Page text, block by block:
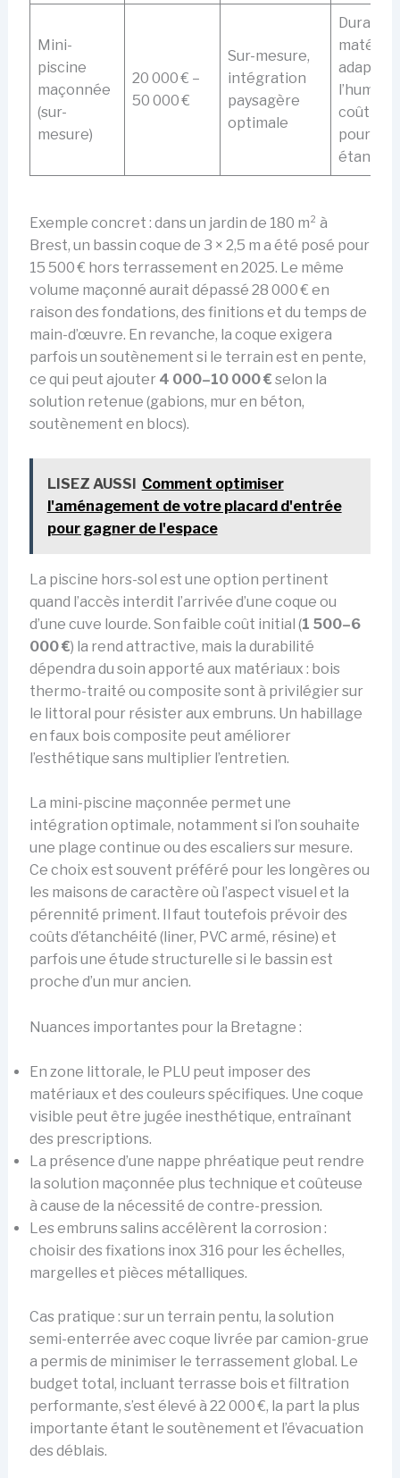
Mini-
piscine
maçonnée
(sur-
mesure)
20 000 € –
50 000 €
Sur-mesure,
intégration
paysagère
optimale
Durable
adaptés
coût
pour
Exemple concret : dans un jardin de 180 m² à
Brest, un bassin coque de 3 × 2,5 m a été posé pour
15 500 € hors terrassement en 2025. Le même
volume maçonné aurait dépassé 28 000 € en
raison des fondations, des finitions et du temps de
main-d’œuvre. En revanche, la coque exigera
parfois un soutènement si le terrain est en pente,
ce qui peut ajouter 4 000–10 000 € selon la
solution retenue (gabions, mur en béton,
soutènement en blocs).
LISEZ AUSSI Comment optimiser
l'aménagement de votre placard d'entrée
pour gagner de l'espace
La piscine hors-sol est une option pertinent
quand l’accès interdit l’arrivée d’une coque ou
d’une cuve lourde. Son faible coût initial (1 500–6
000 €) la rend attractive, mais la durabilité
dépendra du soin apporté aux matériaux : bois
thermo-traité ou composite sont à privilégier sur
le littoral pour résister aux embruns. Un habillage
en faux bois composite peut améliorer
l’esthétique sans multiplier l’entretien.
La mini-piscine maçonnée permet une
intégration optimale, notamment si l’on souhaite
une plage continue ou des escaliers sur mesure.
Ce choix est souvent préféré pour les longères ou
les maisons de caractère où l’aspect visuel et la
pérennité priment. Il faut toutefois prévoir des
coûts d’étanchéité (liner, PVC armé, résine) et
parfois une étude structurelle si le bassin est
proche d’un mur ancien.
Nuances importantes pour la Bretagne :
En zone littorale, le PLU peut imposer des
matériaux et des couleurs spécifiques. Une coque
visible peut être jugée inesthétique, entraînant
des prescriptions.
La présence d’une nappe phréatique peut rendre
la solution maçonnée plus technique et coûteuse
à cause de la nécessité de contre-pression.
Les embruns salins accélèrent la corrosion :
choisir des fixations inox 316 pour les échelles,
margelles et pièces métalliques.
Cas pratique : sur un terrain pentu, la solution
semi-enterrée avec coque livrée par camion-grue
a permis de minimiser le terrassement global. Le
budget total, incluant terrasse bois et filtration
performante, s’est élevé à 22 000 €, la part la plus
importante étant le soutènement et l’évacuation
des déblais.